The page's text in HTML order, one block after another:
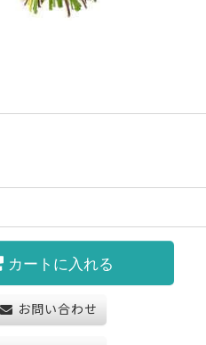
カートに入れる
お問い合わせ